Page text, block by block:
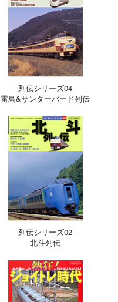
列伝シリーズ04
雷鳥&サンダーバード列伝
列伝シリーズ02
北斗列伝